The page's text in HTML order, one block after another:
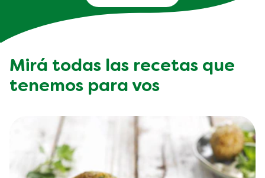
Mirá todas las recetas que
tenemos para vos